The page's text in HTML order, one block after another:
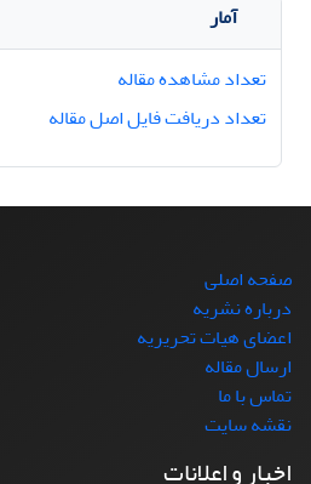
آمار
تعداد مشاهده مقاله
تعداد دریافت فایل اصل مقاله
صفحه اصلی
درباره نشریه
اعضای هیات تحریریه
ارسال مقاله
تماس با ما
نقشه سایت
اخبار و اعلانات